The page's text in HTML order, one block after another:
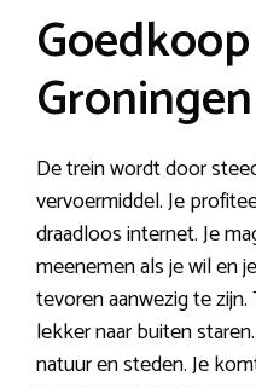
De trein wordt door
vervoermiddel. Je
draadloos internet. Je
meenemen als je wil en
tevoren aanwezig te
lekker naar buiten
natuur en steden. Je